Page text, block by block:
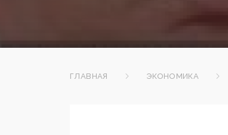
ГЛАВНАЯ ЭКОНОМИКА